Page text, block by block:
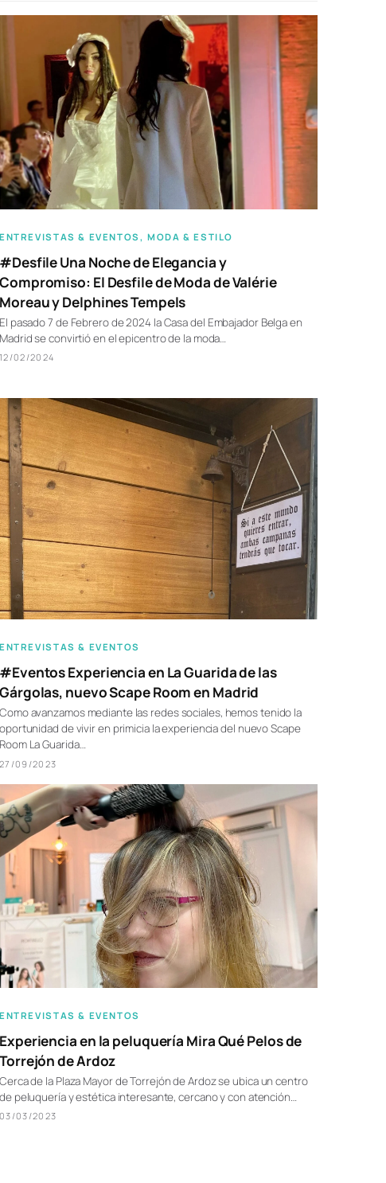
ENTREVISTAS & EVENTOS , MODA & ESTILO
#Desfile Una Noche de Elegancia y
Compromiso: El Desfile de Moda de Valérie
Moreau y Delphines Tempels
El pasado 7 de Febrero de 2024 la Casa del Embajador Belga en
Madrid se convirtió en el epicentro de la moda…
12/02/2024
ENTREVISTAS & EVENTOS
#Eventos Experiencia en La Guarida de las
Gárgolas, nuevo Scape Room en Madrid
Como avanzamos mediante las redes sociales, hemos tenido la
oportunidad de vivir en primicia la experiencia del nuevo Scape
Room La Guarida…
27/09/2023
ENTREVISTAS & EVENTOS
Experiencia en la peluquería Mira Qué Pelos de
Torrejón de Ardoz
Cerca de la Plaza Mayor de Torrejón de Ardoz se ubica un centro
de peluquería y estética interesante, cercano y con atención…
03/03/2023